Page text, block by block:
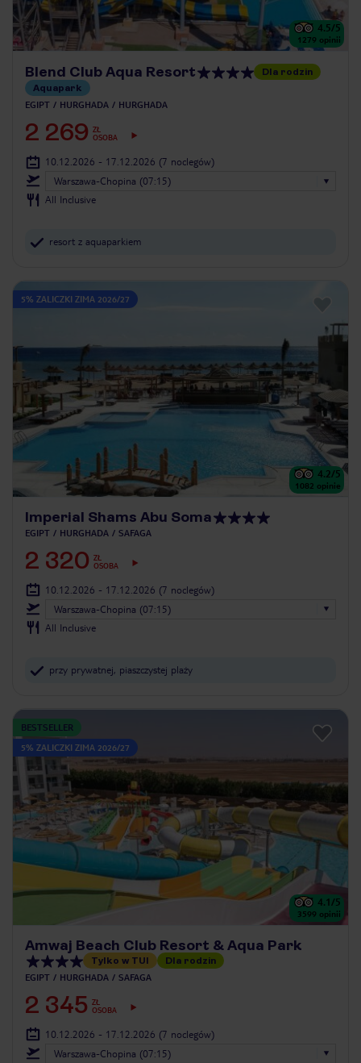
4.5/5
1279 opinii
Blend Club Aqua Resort
Dla rodzin
Aquapark
EGIPT HURGHADA HURGHADA
2 269 ZŁ
OSOBA
10.12.2026 - 17.12.2026 (7 noclegów)
Warszawa-Chopina (07:15)
All Inclusive
resort z aquaparkiem
5% ZALICZKI ZIMA 2026/27
4.2/5
1082 opinie
Imperial Shams Abu Soma
EGIPT HURGHADA SAFAGA
2 320 ZŁ
OSOBA
10.12.2026 - 17.12.2026 (7 noclegów)
Warszawa-Chopina (07:15)
All Inclusive
przy prywatnej, piaszczystej plaży
BESTSELLER
5% ZALICZKI ZIMA 2026/27
4.1/5
3599 opinii
Amwaj Beach Club Resort & Aqua Park
Tylko w TUI Dla rodzin
EGIPT HURGHADA SAFAGA
2 345 ZŁ
OSOBA
10.12.2026 - 17.12.2026 (7 noclegów)
Warszawa-Chopina (07:15)